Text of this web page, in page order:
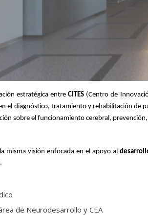
estratégica entre CITES (Centro de
el diagnóstico, tratamiento y rehabilitación de
sobre el funcionamiento cerebral,
misma visión enfocada en el apoyo al
de Neurodesarrollo y CEA